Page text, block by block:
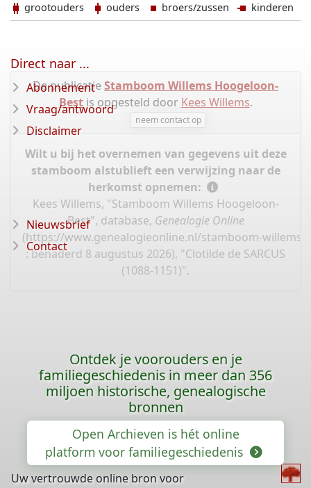
grootouders
ouders broers/zussen kinderen
De publicatie Stamboom Willems Hoogeloon-
Bestis opgesteld door Kees Willems.
neem contact op
Wilt u bij het overnemen van gegevens uit deze
stamboom alstublieft een verwijzing naar de
herkomst opnemen:
Kees Willems, "Stamboom Willems Hoogeloon-
Best", database, Genealogie Online
(https://www.genealogieonline.nl/stamboom-willems-
: benaderd 8 augustus 2026), "Clotilde de SARCUS
(1088-1151)".
Direct naar ...
Abonnement
Vraag/antwoord
Disclaimer
Nieuwsbrief
Contact
Ontdek je voorouders en je
familiegeschiedenis in meer dan 356
miljoen historische, genealogische
bronnen
Open Archieven is hét online
platform voor familiegeschiedenis
Uw vertrouwde online bron voor